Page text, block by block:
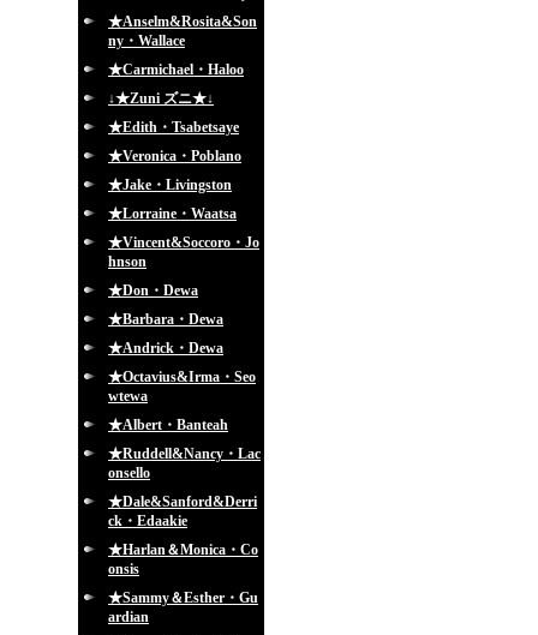
★Anselm&Rosita&Son
ny・Wallace
★Carmichael・Haloo
↓★Zuni ズニ★↓
★Edith・Tsabetsaye
★Veronica・Poblano
★Jake・Livingston
★Lorraine・Waatsa
★Vincent&Soccoro・Jo
hnson
★Don・Dewa
★Barbara・Dewa
★Andrick・Dewa
★Octavius&Irma・Seo
wtewa
★Albert・Banteah
★Ruddell&Nancy・Lac
onsello
★Dale&Sanford&Derri
ck・Edaakie
★Harlan＆Monica・Co
onsis
★Sammy＆Esther・Gu
ardian